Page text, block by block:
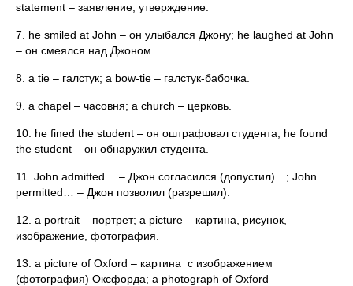
statement – заявление, утверждение.
7. he smiled at John – он улыбался Джону; he laughed at John
– он смеялся над Джоном.
8. a tie – галстук; a bow-tie – галстук-бабочка.
9. a chapel – часовня; a church – церковь.
10. he fined the student – он оштрафовал студента; he found
the student – он обнаружил студента.
11. John admitted… – Джон согласился (допустил)…; John
permitted… – Джон позволил (разрешил).
12. a portrait – портрет; a picture – картина, рисунок,
изображение, фотография.
13. a picture of Oxford – картина с изображением
(фотография) Оксфорда; a photograph of Oxford –